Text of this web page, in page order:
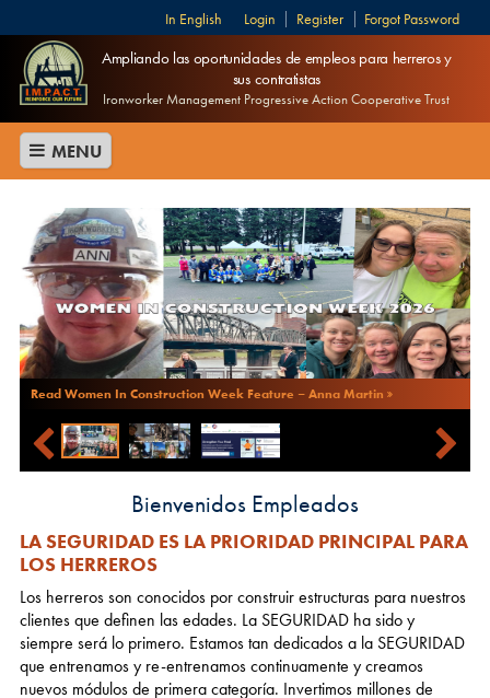
Login Register Forgot Password
English
Ampliando las oportunidades de empleos para herreros y
sus contratistas
Ironworker Management Progressive Action Cooperative Trust
MENU
Read Women In Construction Week Feature – Anna Martin
Bienvenidos Empleados
LA SEGURIDAD ES LA PRIORIDAD PRINCIPAL PARA
LOS HERREROS
Los herreros son conocidos por construir estructuras para nuestros
clientes que definen las edades. La SEGURIDAD ha sido y
siempre será lo primero. Estamos tan dedicados a la SEGURIDAD
que entrenamos y re-entrenamos continuamente y creamos
nuevos módulos de primera categoría. Invertimos millones de